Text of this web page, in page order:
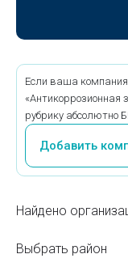
Если ваша компания
«Антикоррозионная
рубрику абсолютно
Добавить
Найдено
Выбрать район